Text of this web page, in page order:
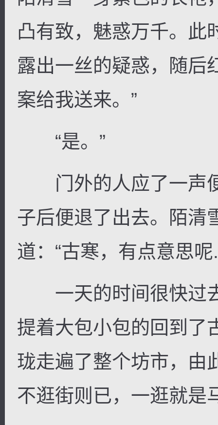
凸有致，魅惑万千。此
露出一丝的疑惑，随后
案给我送来。”
“是。”
门外的人应了一声
子后便退了出去。陌清
道：“古寒，有点意思呢
一天的时间很快过
提着大包小包的回到了
珑走遍了整个坊市，由
不逛街则已，一逛就是